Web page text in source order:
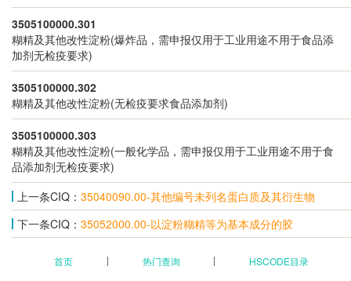
3505100000.301
糊精及其他改性淀粉(爆炸品，需申报仅用于工业用途不用于食品添
加剂无检疫要求)
3505100000.302
糊精及其他改性淀粉(无检疫要求食品添加剂)
3505100000.303
糊精及其他改性淀粉(一般化学品，需申报仅用于工业用途不用于食
品添加剂无检疫要求)
上一条CIQ： 35040090.00-其他编号未列名蛋白质及其衍生物
下一条CIQ： 35052000.00-以淀粉糊精等为基本成分的胶
首页 热门查询 HSCODE目录